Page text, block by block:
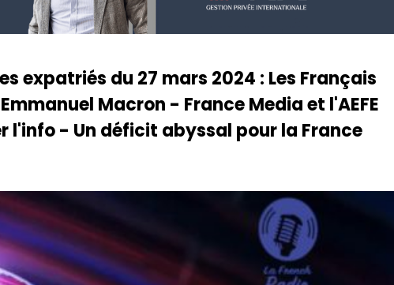
expatriés du 27 mars 2024 : Les Français
Macron - France Media et l'AEFE
l'info - Un déficit abyssal pour la France